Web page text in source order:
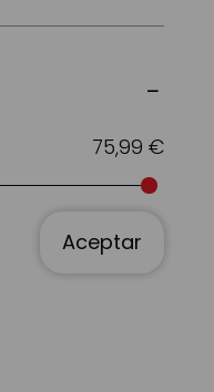
75,99 €
Aceptar